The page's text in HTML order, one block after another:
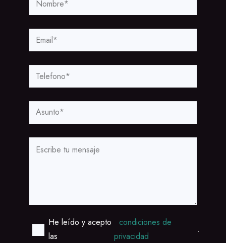
He leído y acepto
las
condiciones de
privacidad
.